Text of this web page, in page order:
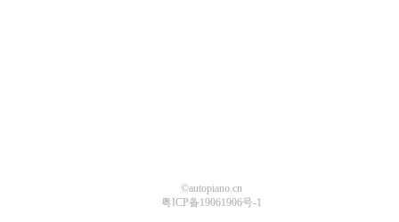
©autopiano.cn
粤ICP备19061906号-1